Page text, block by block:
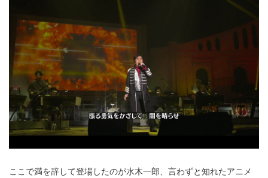
ここで満を辞して登場したのが水木一郎、言わずと知れたアニメ